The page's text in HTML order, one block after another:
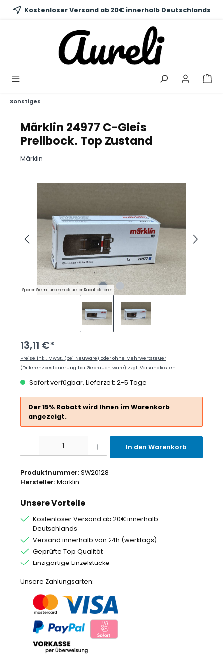
springen
Kostenloser Versand ab 20€ innerhalb Deutschlands
Sonstiges
Märklin 24977 C-Gleis
Prellbock. Top Zustand
Märklin
Sparen Sie mit unseren aktuellen Rabattaktionen
13,11 €*
Preise inkl. MwSt. (bei Neuware) oder ohne Mehrwertsteuer
(Differenzbesteuerung bei Gebrauchtware) zzgl. Versandkosten
Sofort verfügbar, Lieferzeit: 2-5 Tage
Der 15% Rabatt wird Ihnen im Warenkorb
angezeigt.
Produkt Anzahl: Gib den gewünschten Wert ein oder benutze die Schaltflächen
In den Warenkorb
Produktnummer:SW20128
Hersteller:Märklin
Unsere Vorteile
Kostenloser Versand ab 20€ innerhalb
Deutschlands
Versand innerhalb von 24h (werktags)
Geprüfte Top Qualität
Einzigartige Einzelstücke
Unsere Zahlungsarten: